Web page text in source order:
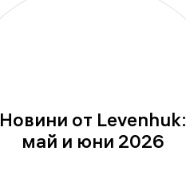
Новини от Levenhuk:
май и юни 2026